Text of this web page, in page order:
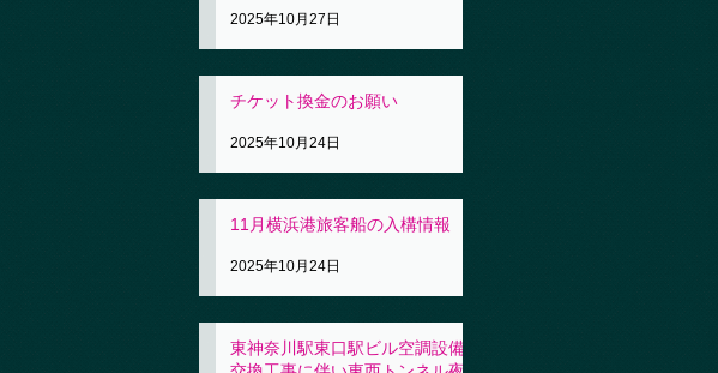
2025年10月27日
チケット換金のお願い
2025年10月24日
11月横浜港旅客船の入構情報
2025年10月24日
東神奈川駅東口駅ビル空調設備